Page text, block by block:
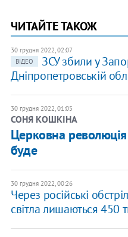
ЧИТАЙТЕ ТАКОЖ
30 грудня 2022, 02:07
ВІДЕО
ЗСУ збили у
Дніпропетровській
30 грудня 2022, 01:05
СОНЯ КОШКІНА
Церковна
буде
30 грудня 2022, 00:26
Через російські
світла лишаються 450